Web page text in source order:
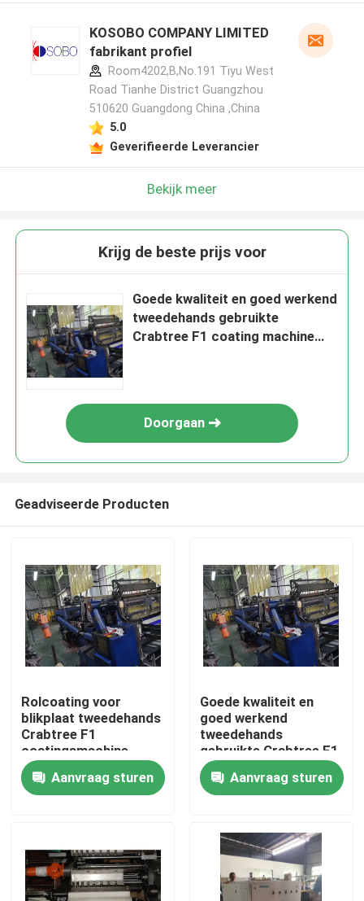
Huis
Video's
KOSOBO COMPANY LIMITED
fabrikant profiel
Room4202,B,No.191 Tiyu West
Road Tianhe District Guangzhou
510620 Guangdong China ,China
5.0
Geverifieerde Leverancier
Bekijk meer
Krijg de beste prijs voor
Goede kwaliteit en goed werkend
tweedehands gebruikte
Crabtree F1 coating machine
Doorgaan
Geadviseerde Producten
Rolcoating voor
blikplaat tweedehands
Crabtree F1
coatingsmachine
Aanvraag sturen
Goede kwaliteit en
goed werkend
tweedehands
gebruikte Crabtree F1
coating machine voor
tinplateAanvraag sturen